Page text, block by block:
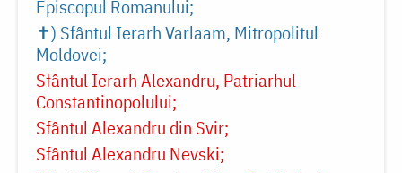
Episcopul Romanului
✝) Sfântul Ierarh Varlaam, Mitropolitul
Moldovei
Sfântul Ierarh Alexandru, Patriarhul
Constantinopolului
Sfântul Alexandru din Svir
Sfântul Alexandru Nevski